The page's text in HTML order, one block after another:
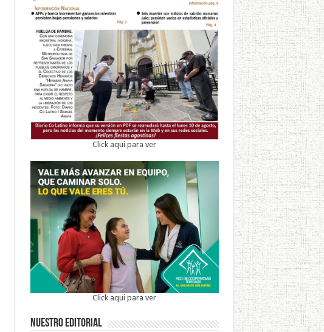
Click aqui para ver
Click aqui para ver
Nuestro Editorial